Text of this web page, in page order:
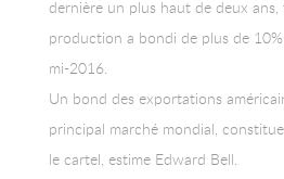
dernière un plus haut de deux ans,
production a bondi de plus de
mi-2016.
Un bond des exportations
principal marché mondial,
le cartel, estime Edward Bell.